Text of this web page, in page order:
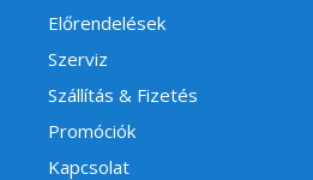
Előrendelések
Szerviz
Szállítás & Fizetés
Promóciók
Kapcsolat